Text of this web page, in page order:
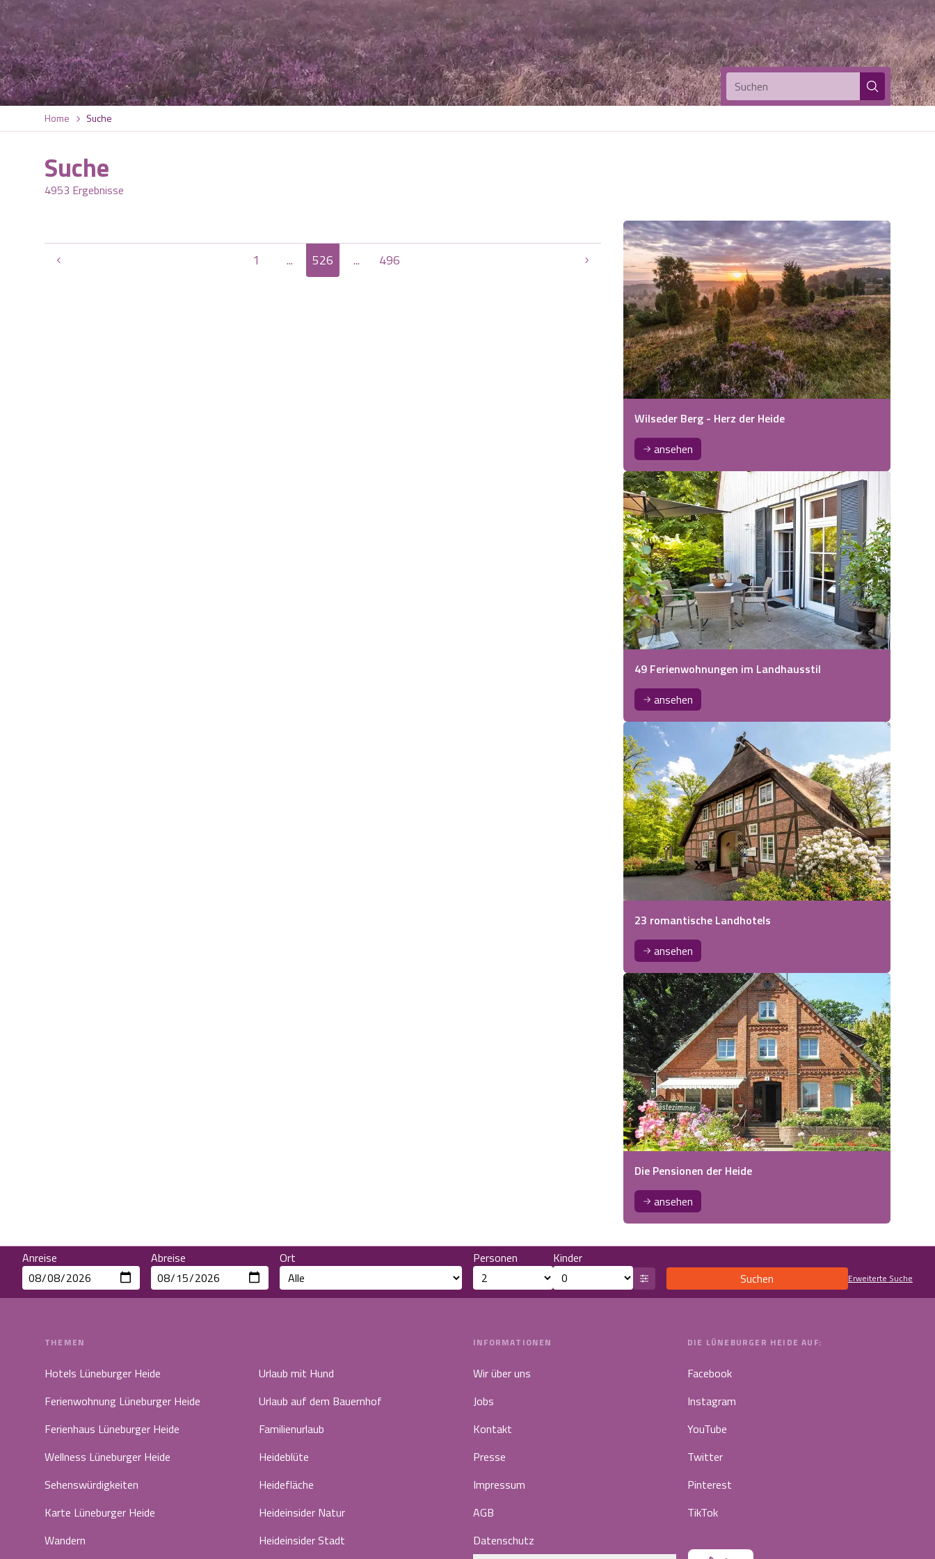
Suchen
Home Suche
Suche
4953 Ergebnisse
1 ... 526 ... 496
Wilseder Berg - Herz der Heide
ansehen
49 Ferienwohnungen im Landhausstil
ansehen
23 romantische Landhotels
ansehen
Die Pensionen der Heide
ansehen
Anreise Abreise Ort Personen
Kinder
Suchen
Erweiterte Suche
THEMEN
Hotels Lüneburger Heide
Ferienwohnung Lüneburger Heide
Ferienhaus Lüneburger Heide
Wellness Lüneburger Heide
Sehenswürdigkeiten
Karte Lüneburger Heide
Wandern
Urlaub mit Hund
Urlaub auf dem Bauernhof
Familienurlaub
Heideblüte
Heidefläche
Heideinsider Natur
Heideinsider Stadt
INFORMATIONEN
Wir über uns
Jobs
Kontakt
Presse
Impressum
AGB
Datenschutz
DIE LÜNEBURGER HEIDE AUF:
Facebook
Instagram
YouTube
Twitter
Pinterest
TikTok